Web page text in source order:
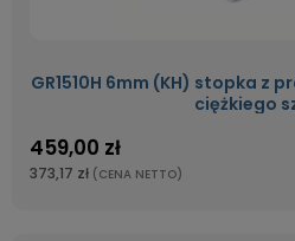
GR1510H 6mm (KH) stopka z
ciężkiego
459,00 zł
373,17 zł (CENA NETTO)